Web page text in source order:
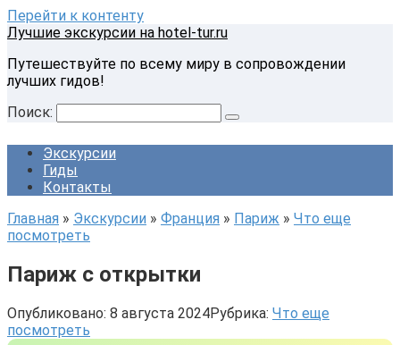
Перейти к контенту
Лучшие экскурсии на hotel-tur.ru
Путешествуйте по всему миру в сопровождении
лучших гидов!
Поиск:
Экскурсии
Гиды
Контакты
Главная » Экскурсии » Франция » Париж » Что еще
посмотреть
Париж с открытки
Опубликовано: 8 августа 2024Рубрика: Что еще
посмотреть